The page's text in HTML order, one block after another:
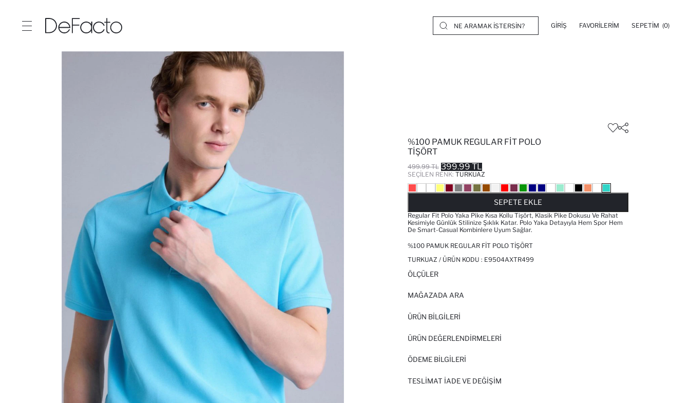
GIRIŞ FAVORILERIM SEPETIM (0)
%100 PAMUK REGULAR FIT POLO
TIŞÖRT
499.99 TL 399.99 TL
SEÇILEN RENK: TURKUAZ
SEPETE EKLE
GELINCE HABER VER
SEPETE EKLENIYOR
SEPETE EKLENDI
FAVORILERE EKLENDI
Regular Fit Polo Yaka Pike Kısa Kollu Tişört, Klasik Pike Dokusu Ve Rahat
Kesimiyle Günlük Stilinize Şıklık Katar. Polo Yaka Detayıyla Hem Spor Hem
De Smart-Casual Kombinlere Uyum Sağlar.
%100 PAMUK REGULAR FIT POLO TIŞÖRT
TURKUAZ / ÜRÜN KODU : E9504AXTR499
ÖLÇÜLER
MAĞAZADA ARA
ÜRÜN BILGILERI
ÜRÜN DEĞERLENDİRMELERİ
ÖDEME BİLGİLERİ
TESLIMAT İADE VE DEĞIŞIM